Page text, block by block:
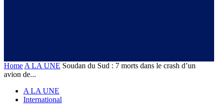
Home A LA UNE Soudan du Sud : 7 morts dans le crash d’un
avion de...
A LA UNE
International